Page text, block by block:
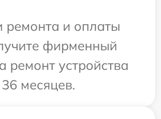
ремонта и оплаты
фирменный
ремонт устройства
месяцев.